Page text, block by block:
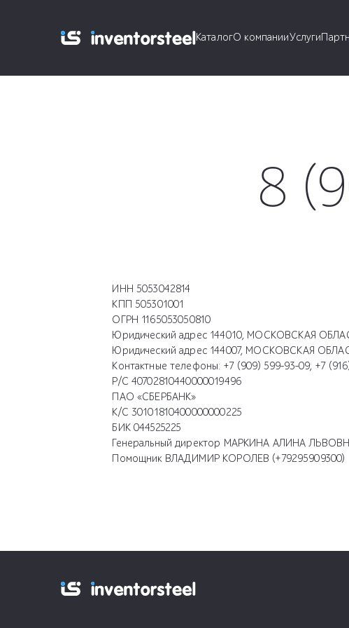
КаталогО компанииУслуги
8
ИНН 5053042814
КПП 505301001
ОГРН 1165053050810
Юридический адрес144010, МОСКОВСКАЯ
Юридический адрес144007, МОСКОВСКАЯ
Контактные телефоны: +7 (909) 599-93-09; +7
Р/С 40702810440000019496
ПАО «СБЕРБАНК»
К/С 30101810400000000225
БИК044525225
Генеральный директор МАРКИНА АЛИНА
ПомощникВЛАДИМИР КОРОЛЕВ (+79295909300)